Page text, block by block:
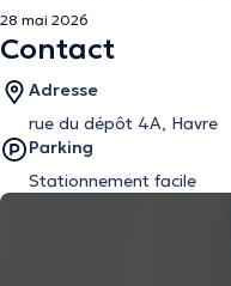
28 mai 2026
Contact
Adresse
rue du dépôt 4A, Havre
Parking
Stationnement facile